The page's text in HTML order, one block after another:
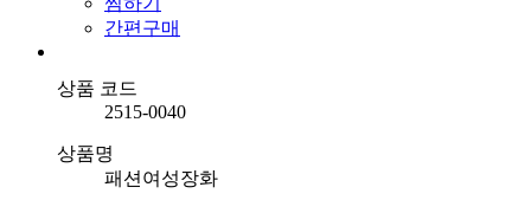
간편구매
상품 코드
2515-0040
상품명
패션여성장화